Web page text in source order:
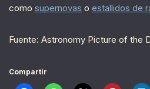
como supernovas o estallidos de
Fuente: Astronomy Picture of the
Compartir